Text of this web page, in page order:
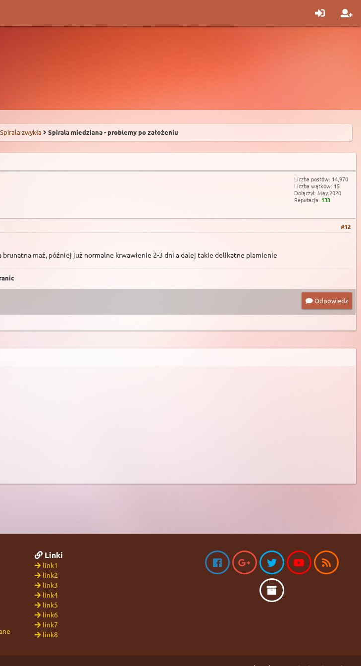
Spirala zwykła Spirala miedziana - problemy po założeniu
Liczba postów: 14,970
Liczba wątków: 15
Dołączył: May 2020
Reputacja: 133
#12
brunatna maź, później już normalne krwawienie 2-3 dni a dalej takie delikatne plamienie
Odpowiedz
Linki
link1
link2
link3
link4
link5
link6
link7
link8